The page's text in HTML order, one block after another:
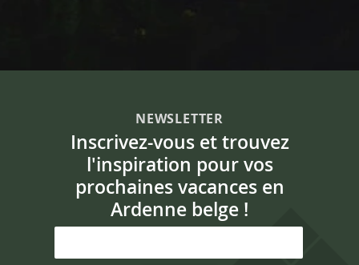
NEWSLETTER
Inscrivez-vous et trouvez
l'inspiration pour vos
prochaines vacances en
Ardenne belge !